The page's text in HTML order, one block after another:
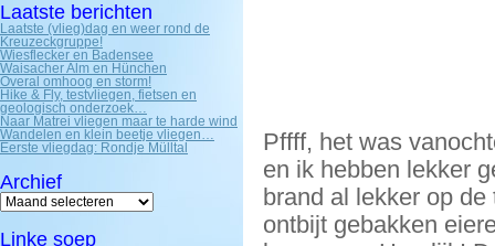
Laatste berichten
Laatste (vlieg)dag en weer rond de
Kreuzeckgruppe!
Wiesflecker en Badensee
Waisacher Alm en Hünchen
Overal omhoog en storm!
Hike & Fly, testvliegen, fietsen en
geologisch onderzoek…
Naar Matrei vliegen maar te harde wind
Wandelen en klein beetje vliegen…
Eerste vliegdag: Rondje Mülltal
Archief
Archief
Linke soep
Pffff, het was
en ik hebben lekker
brand al lekker op
ontbijt gebakken